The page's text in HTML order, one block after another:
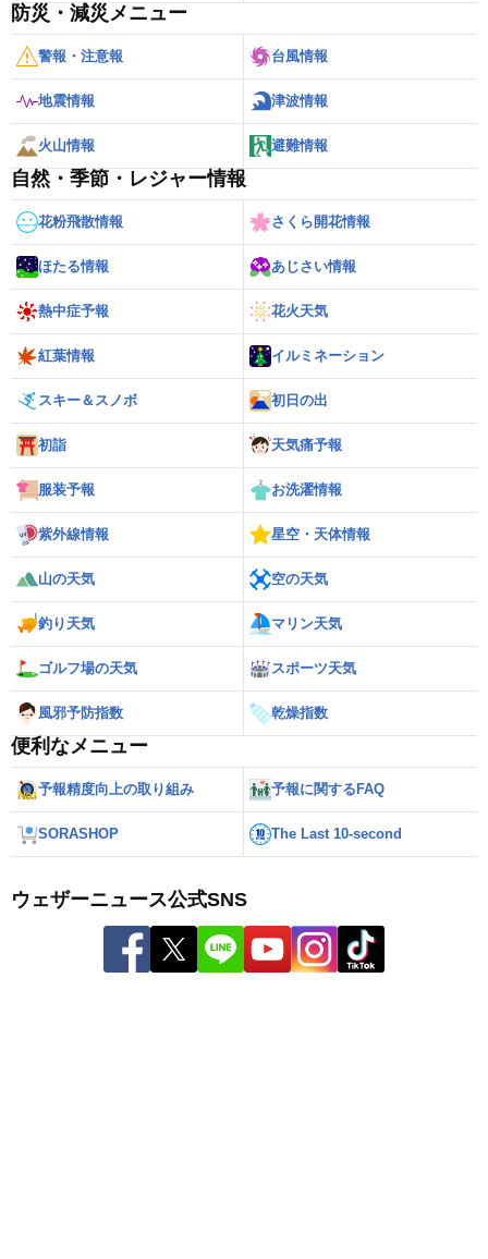
防災・減災メニュー
警報・注意報 台風情報
地震情報 津波情報
火山情報 避難情報
自然・季節・レジャー情報
花粉飛散情報 さくら開花情報
ほたる情報 あじさい情報
熱中症予報 花火天気
紅葉情報 イルミネーション
スキー＆スノボ 初日の出
初詣 天気痛予報
服装予報 お洗濯情報
紫外線情報 星空・天体情報
山の天気 空の天気
釣り天気 マリン天気
ゴルフ場の天気 スポーツ天気
風邪予防指数 乾燥指数
便利なメニュー
予報精度向上の取り組み 予報に関するFAQ
SORASHOP The Last 10-second
ウェザーニュース公式SNS